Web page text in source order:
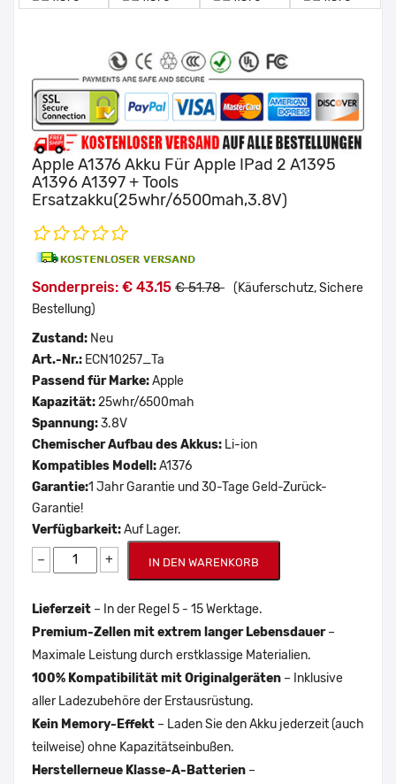
Apple A1376 Akku Für Apple IPad 2 A1395
A1396 A1397 + Tools
Ersatzakku(25whr/6500mah,3.8V)
Sonderpreis: € 43.15 € 51.78 (Käuferschutz, Sichere
Bestellung)
Zustand: Neu
Art.-Nr.: ECN10257_Ta
Passend für Marke:Apple
Kapazität:25whr/6500mah
Spannung:3.8V
Chemischer Aufbau des Akkus: Li-ion
Kompatibles Modell:A1376
Garantie:1 Jahr Garantie und 30-Tage Geld-Zurück-
Garantie!
Verfügbarkeit:Auf Lager.
− + IN DEN WARENKORB
Lieferzeit – In der Regel 5 - 15 Werktage.
Premium-Zellen mit extrem langer Lebensdauer–
Maximale Leistung durch erstklassige Materialien.
100% Kompatibilität mit Originalgeräten – Inklusive
aller Ladezubehöre der Erstausrüstung.
Kein Memory-Effekt – Laden Sie den Akku jederzeit (auch
teilweise) ohne Kapazitätseinbußen.
Herstellerneue Klasse-A-Batterien –